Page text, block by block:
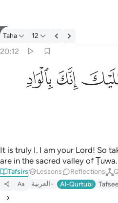
Tafsir: Taha 20:12
Taha 12
20:12
نعليك انك بالواد المقدس طوى ١٢
إِنَّكَ بِٱلْوَادِ ٱلْمُقَدَّسِ طُوًۭى ١٢
ﲿﳀ
It is truly I. I am your Lord! So
are in the sacred valley of Ṭuwa.
Tafsirs Lessons Reflections
Aa العربية Al-Qurtubi